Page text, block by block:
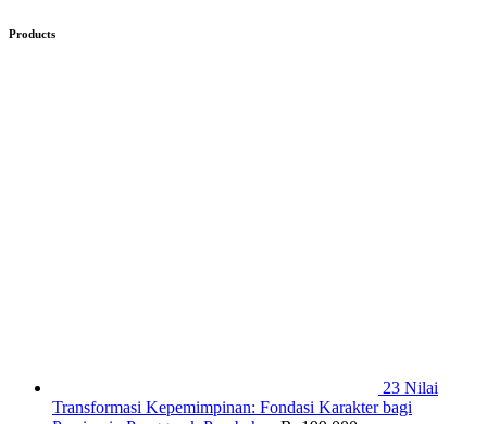
Products
23 Nilai
Transformasi Kepemimpinan: Fondasi Karakter bagi